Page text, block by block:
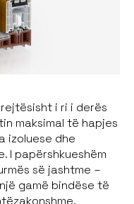
i ri i derës
maksimal të hapjes
izoluese dhe
I papërshkueshëm
së jashtme –
gamë bindëse të